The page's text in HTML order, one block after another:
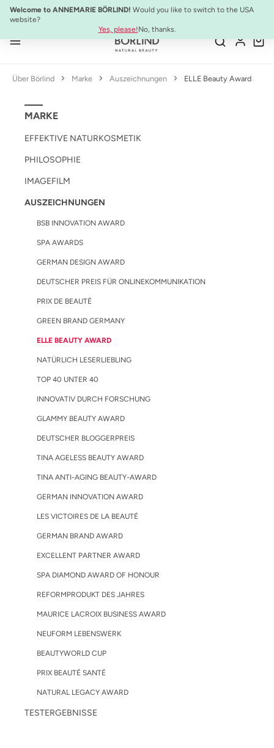
Zum Hauptinhalt springen
Welcome to ANNEMARIE BÖRLIND! Would you like to switch to the USA
website?
Yes, please!No, thanks.
NEU:ULTIMATE STRENGTH MASCARA
Über Börlind Marke Auszeichnungen ELLE Beauty Award
MARKE
EFFEKTIVE NATURKOSMETIK
PHILOSOPHIE
IMAGEFILM
AUSZEICHNUNGEN
BSB INNOVATION AWARD
SPA AWARDS
GERMAN DESIGN AWARD
DEUTSCHER PREIS FÜR ONLINEKOMMUNIKATION
PRIX DE BEAUTÉ
GREEN BRAND GERMANY
ELLE BEAUTY AWARD
NATÜRLICH LESERLIEBLING
TOP 40 UNTER 40
INNOVATIV DURCH FORSCHUNG
GLAMMY BEAUTY AWARD
DEUTSCHER BLOGGERPREIS
TINA AGELESS BEAUTY AWARD
TINA ANTI-AGING BEAUTY-AWARD
GERMAN INNOVATION AWARD
LES VICTOIRES DE LA BEAUTÉ
GERMAN BRAND AWARD
EXCELLENT PARTNER AWARD
SPA DIAMOND AWARD OF HONOUR
REFORMPRODUKT DES JAHRES
MAURICE LACROIX BUSINESS AWARD
NEUFORM LEBENSWERK
BEAUTYWORLD CUP
PRIX BEAUTÉ SANTÉ
NATURAL LEGACY AWARD
TESTERGEBNISSE